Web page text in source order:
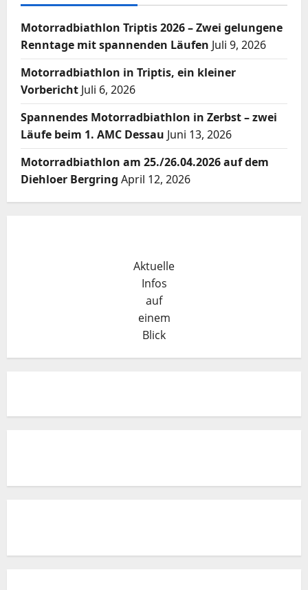
Motorradbiathlon Triptis 2026 – Zwei gelungene
Renntage mit spannenden Läufen Juli 9, 2026
Motorradbiathlon in Triptis, ein kleiner
Vorbericht Juli 6, 2026
Spannendes Motorradbiathlon in Zerbst – zwei
Läufe beim 1. AMC Dessau Juni 13, 2026
Motorradbiathlon am 25./26.04.2026 auf dem
Diehloer Bergring April 12, 2026
Aktuelle
Infos
auf
einem
Blick